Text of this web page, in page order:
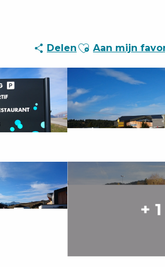
Delen Ajouter aux favoris
Aan mijn
+ 1